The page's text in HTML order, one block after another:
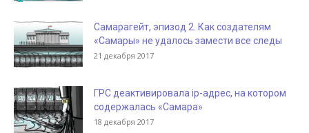
Самарагейт, эпизод 2. Как создателям
«Самары» не удалось замести все следы
21 декабря 2017
ГРС деактивировала ip-адрес, на котором
содержалась «Самара»
18 декабря 2017